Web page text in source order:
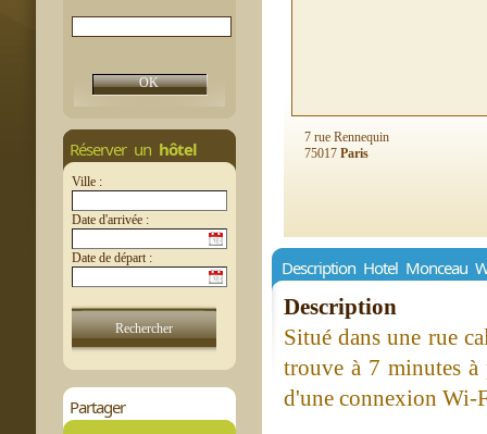
Réserver un hôtel
Ville :
Date d'arrivée :
Date de départ :
Partager
7 rue Rennequin
75017 Paris
Description Hotel Monceau
Description
Situé dans une rue
trouve à 7 minutes à
d'une connexion Wi-